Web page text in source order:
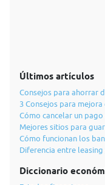
Últimos artículos
Consejos para ahorrar
3 Consejos para mejora
Cómo cancelar un
Mejores sitios para
Cómo funcionan los
Diferencia entre
Diccionario